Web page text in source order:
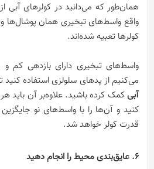
همان‌طور که می‌دانید در کولرهای آبی
واقع واسط‌های تبخیری همان پوشال‌ها
کولرها تعبیه شده‌اند.
واسط‌های تبخیری دارای بازدهی کم
می‌کنیم از پدهای سلولزی استفاده کنید
آبیکمک کرده باشید. علاوه‌بر آن باید
کنید و آن‌ها را با واسط‌های نو
قدرت کولر خواهد شد.
6. عایق‌بندی محیط را انجام دهید